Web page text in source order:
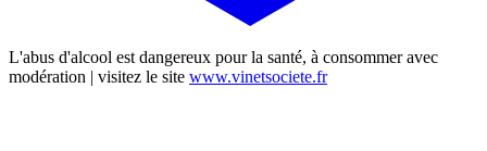
L'abus d'alcool est dangereux pour la santé, à consommer avec
modération | visitez le site www.vinetsociete.fr